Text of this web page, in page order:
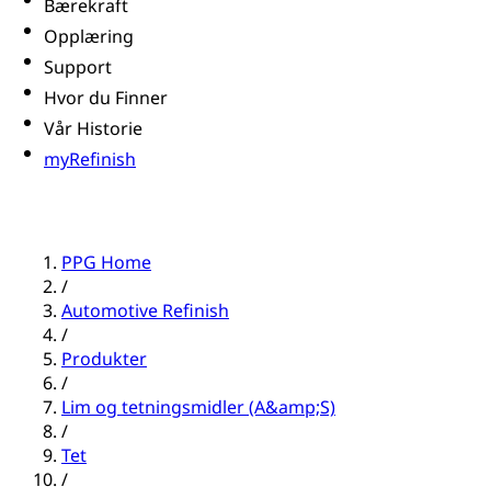
Bærekraft
Opplæring
Support
Hvor du Finner
Vår Historie
myRefinish
PPG Home
/
Automotive Refinish
/
Produkter
/
Lim og tetningsmidler (A&amp;S)
/
Tet
/